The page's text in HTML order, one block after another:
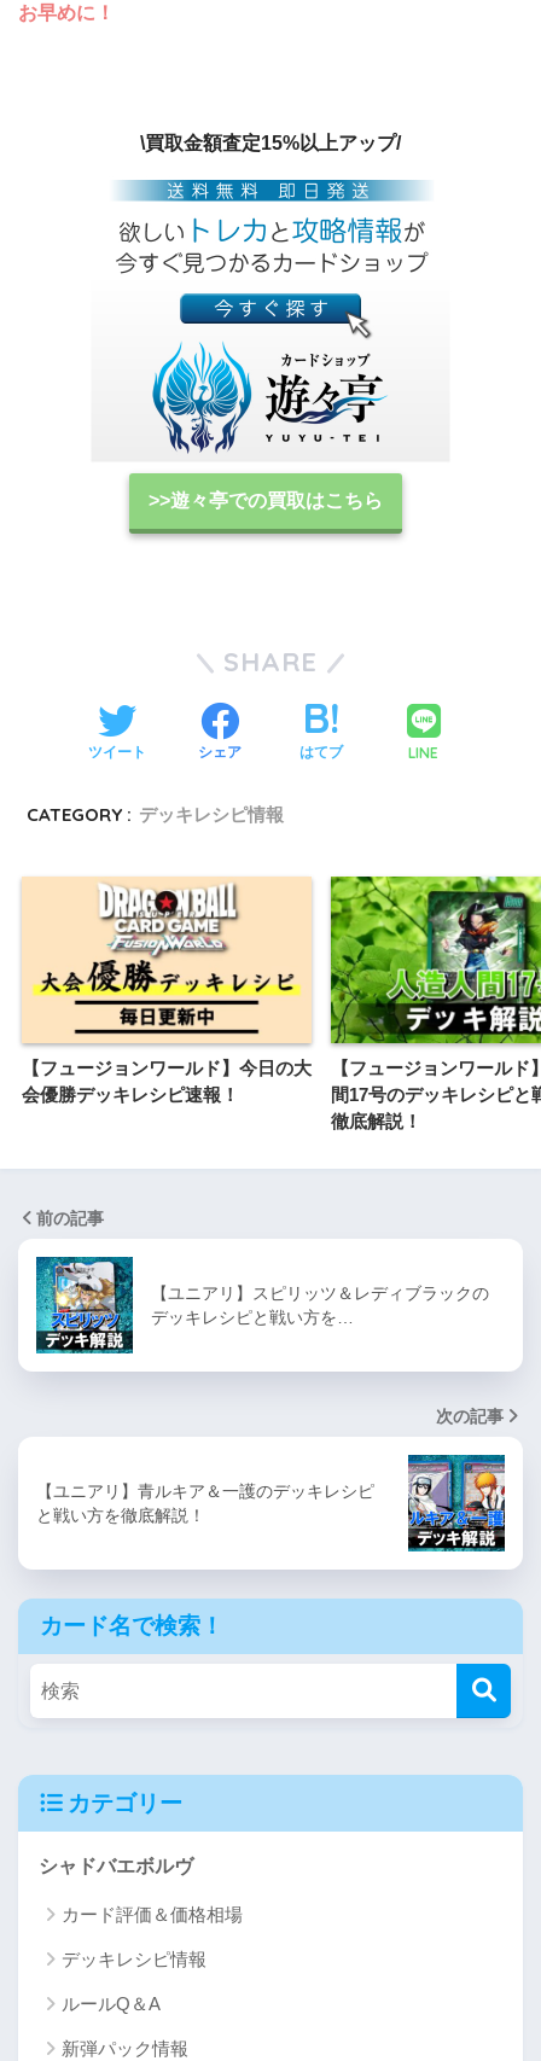
お早めに！
\買取金額査定15%以上アップ/
>>遊々亭での買取はこちら
SHARE
ツイート シェア はてブ LINE
CATEGORY : デッキレシピ情報
【フュージョンワールド】今日の大
会優勝デッキレシピ速報！
【フュージョンワールド
間17号のデッキレシピと
徹底解説！
前の記事
【ユニアリ】スピリッツ＆レディブラックの
デッキレシピと戦い方を…
次の記事
【ユニアリ】青ルキア＆一護のデッキレシピ
と戦い方を徹底解説！
カード名で検索！
カテゴリー
シャドバエボルヴ
カード評価＆価格相場
デッキレシピ情報
ルールQ＆A
新弾パック情報